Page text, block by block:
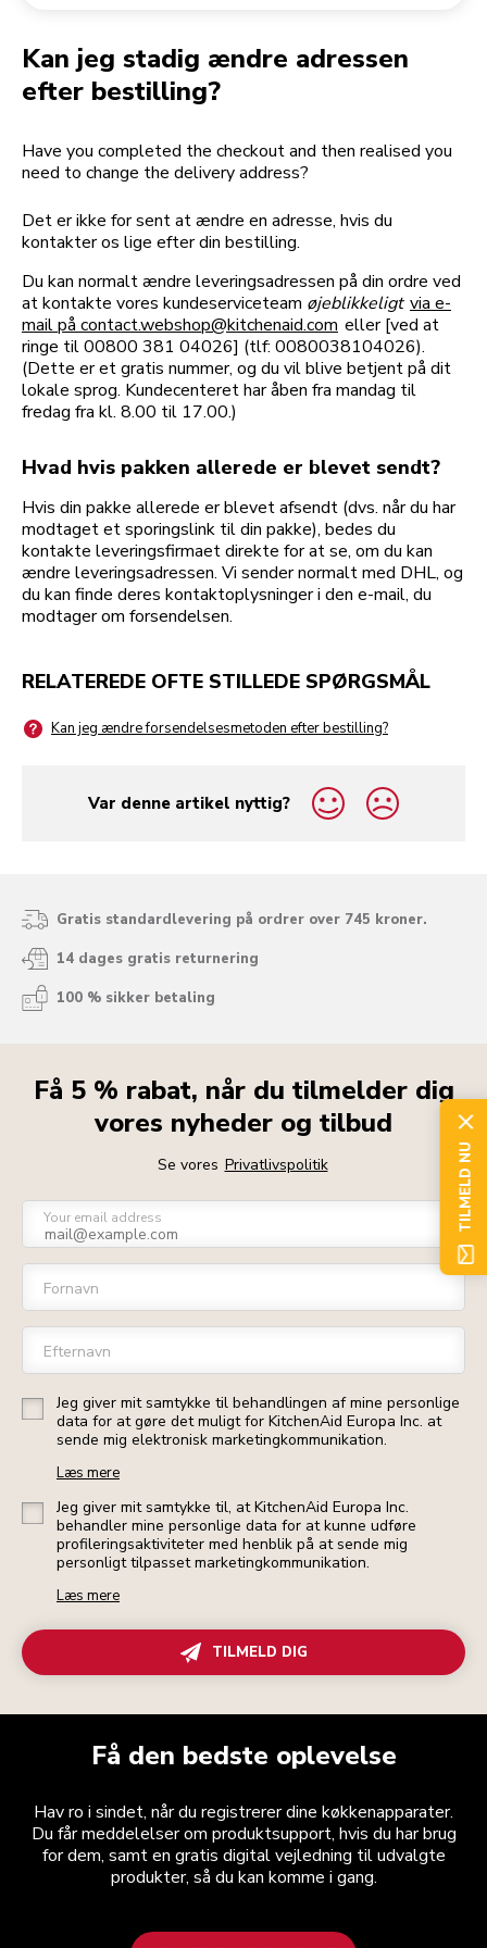
Kan jeg stadig ændre adressen
efter bestilling?
Have you completed the checkout and then realised you
need to change the delivery address?
Det er ikke for sent at ændre en adresse, hvis du
kontakter os lige efter din bestilling.
Du kan normalt ændre leveringsadressen på din ordre ved
at kontakte vores kundeserviceteam øjeblikkeligt via e-
mail på contact.webshop@kitchenaid.com eller [ved at
ringe til 00800 381 04026] (tlf: 0080038104026).
(Dette er et gratis nummer, og du vil blive betjent på dit
lokale sprog. Kundecenteret har åben fra mandag til
fredag fra kl. 8.00 til 17.00.)
Hvad hvis pakken allerede er blevet sendt?
Hvis din pakke allerede er blevet afsendt (dvs. når du har
modtaget et sporingslink til din pakke), bedes du
kontakte leveringsfirmaet direkte for at se, om du kan
ændre leveringsadressen. Vi sender normalt med DHL, og
du kan finde deres kontaktoplysninger i den e-mail, du
modtager om forsendelsen.
RELATEREDE OFTE STILLEDE SPØRGSMÅL
Kan jeg ændre forsendelsesmetoden efter bestilling?
Var denne artikel nyttig?
yes
no
Gratis standardlevering på ordrer over 745 kroner.
14 dages gratis returnering
100 % sikker betaling
Få 5 % rabat, når du tilmelder dig
vores nyheder og tilbud
Se vores Privatlivspolitik
Your email address
Fornavn
Efternavn
Jeg giver mit samtykke til behandlingen af mine personlige
data for at gøre det muligt for KitchenAid Europa Inc. at
sende mig elektronisk marketingkommunikation.
Læs mere
Jeg giver mit samtykke til, at KitchenAid Europa Inc.
behandler mine personlige data for at kunne udføre
profileringsaktiviteter med henblik på at sende mig
personligt tilpasset marketingkommunikation.
Læs mere
TILMELD DIG
Få den bedste oplevelse
Hav ro i sindet, når du registrerer dine køkkenapparater.
Du får meddelelser om produktsupport, hvis du har brug
for dem, samt en gratis digital vejledning til udvalgte
produkter, så du kan komme i gang.
TILMELD NU